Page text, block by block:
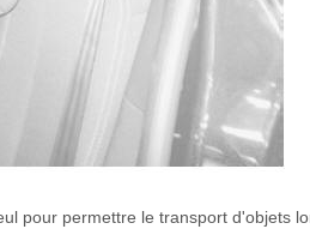
pour permettre le transport d'objets